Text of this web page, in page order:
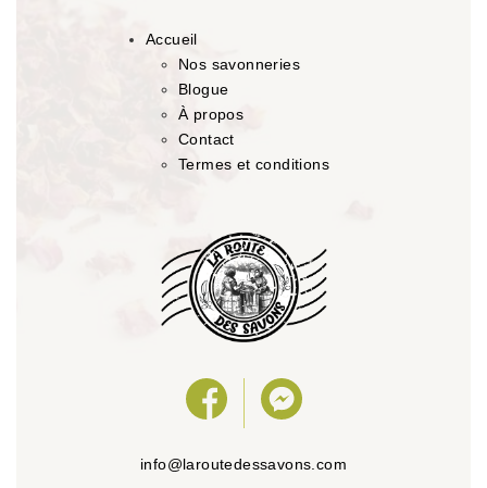
Accueil
Nos savonneries
Blogue
À propos
Contact
Termes et conditions
info@laroutedessavons.com